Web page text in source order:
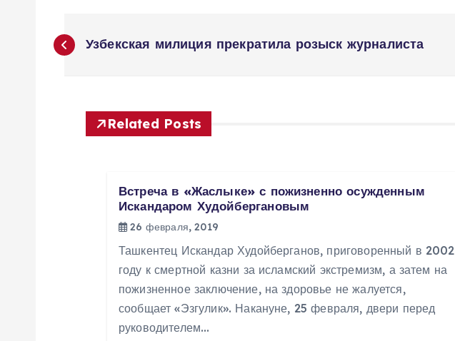
Н
Узбекская милиция прекратила розыск журналиста
Related Posts
Встреча в «Жаслыке» с пожизненно осужденным
Искандаром Худойбергановым
26 февраля, 2019
Ташкентец Искандар Худойберганов, приговоренный в 2002
году к смертной казни за исламский экстремизм, а затем на
пожизненное заключение, на здоровье не жалуется,
сообщает «Эзгулик». Накануне, 25 февраля, двери перед
руководителем…